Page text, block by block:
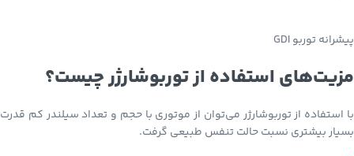
پیشرانه توربو GDI
مزیت‌های استفاده از توربوشارژر چیست؟
با استفاده از توربوشارژر می‌توان از موتوری با حجم و تعداد سیلندر کم قدرت
بسیار بیشتری نسبت حالت تنفس طبیعی گرفت.